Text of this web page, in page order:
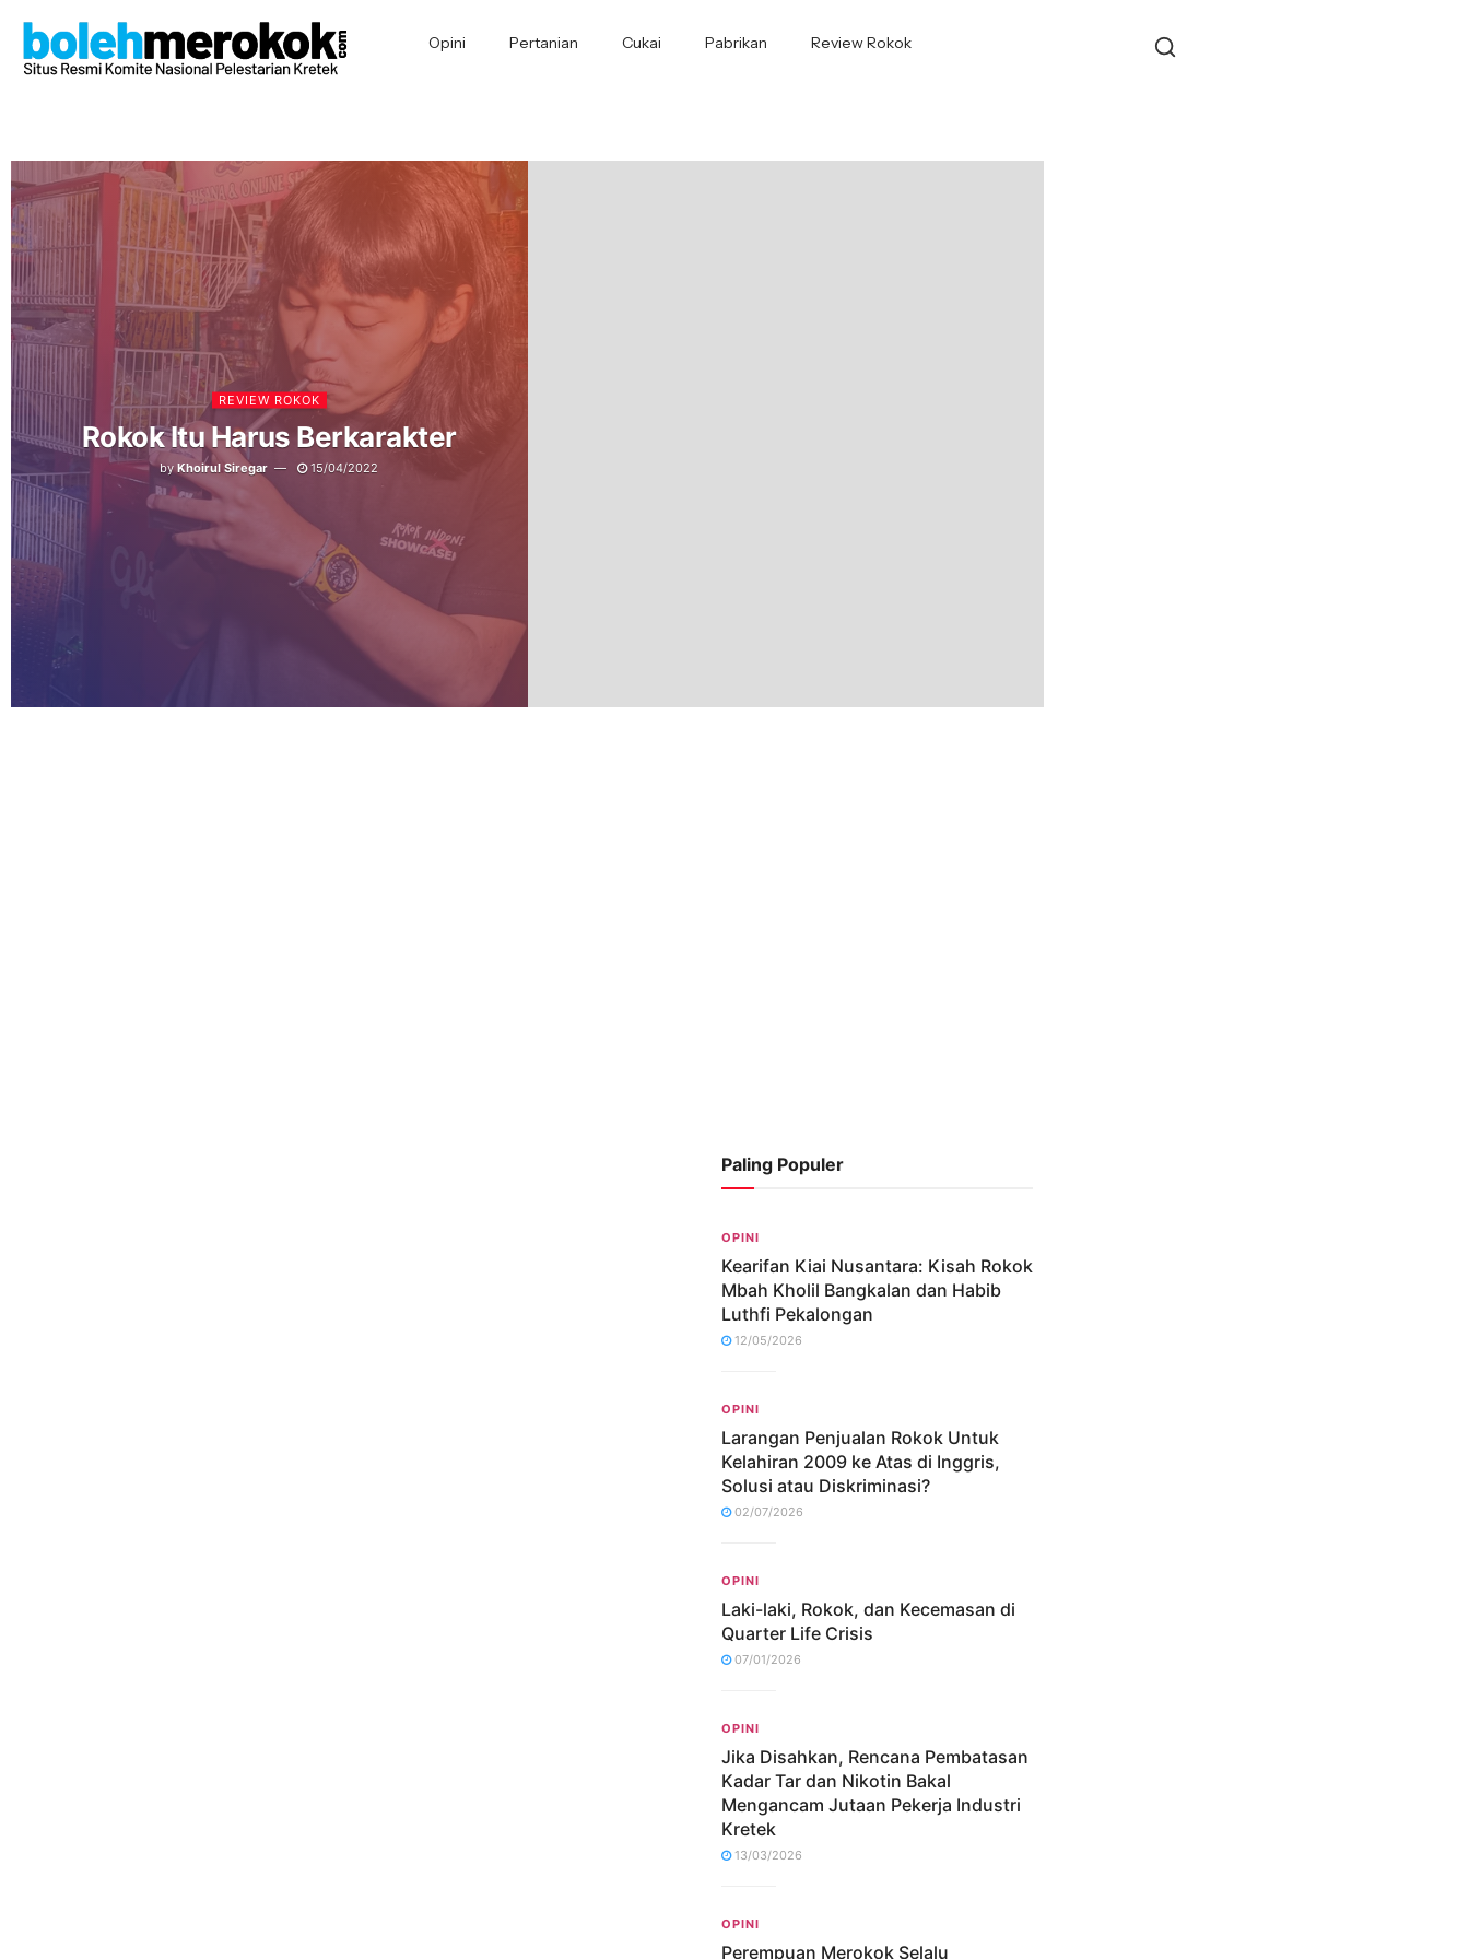
Opini Pertanian Cukai Pabrikan Review Rokok
REVIEW ROKOK
Rokok Itu Harus Berkarakter
by Khoirul Siregar 15/04/2022
Paling Populer
OPINI
Kearifan Kiai Nusantara: Kisah Rokok
Mbah Kholil Bangkalan dan Habib
Luthfi Pekalongan
12/05/2026
OPINI
Larangan Penjualan Rokok Untuk
Kelahiran 2009 ke Atas di Inggris,
Solusi atau Diskriminasi?
02/07/2026
OPINI
Laki-laki, Rokok, dan Kecemasan di
Quarter Life Crisis
07/01/2026
OPINI
Jika Disahkan, Rencana Pembatasan
Kadar Tar dan Nikotin Bakal
Mengancam Jutaan Pekerja Industri
Kretek
13/03/2026
OPINI
Perempuan Merokok Selalu